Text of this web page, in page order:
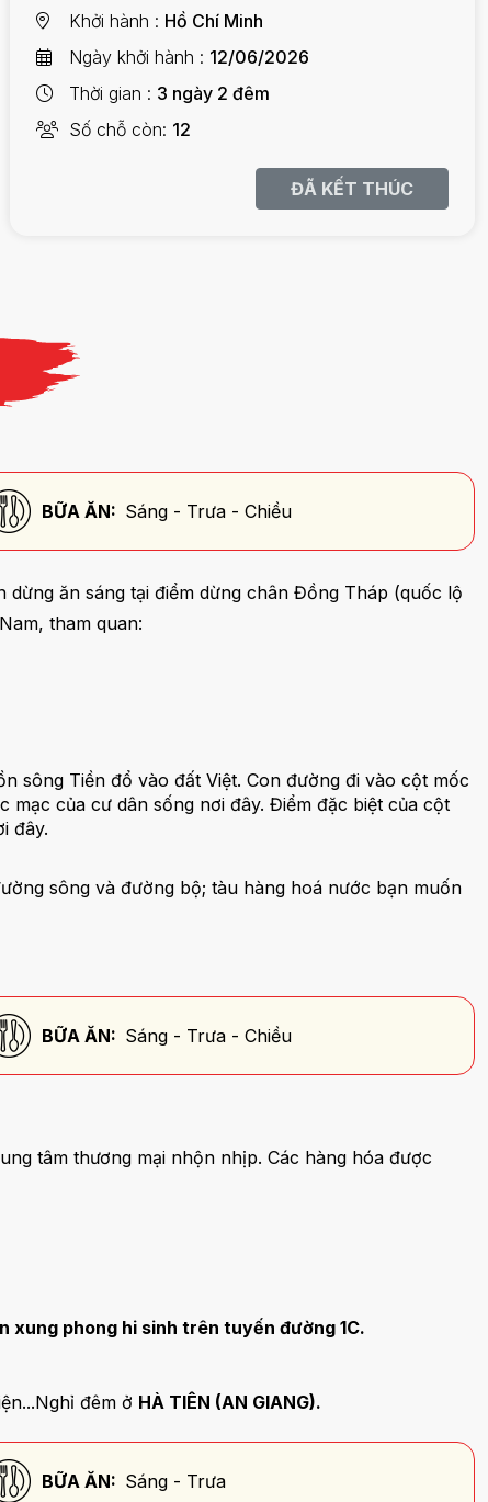
Khởi hành
Hồ Chí Minh
Ngày khởi hành
12/06/2026
Thời gian
3 ngày 2 đêm
Số chỗ còn 12
ĐÃ KẾT THÚC
BỮA ĂN: Sáng - Trưa - Chiều
dừng ăn sáng tại điểm dừng chân Đồng Tháp (quốc lộ
tham quan:
sông Tiền đổ vào đất Việt. Con đường đi vào cột mốc
của cư dân sống nơi đây. Điểm đặc biệt của cột
đây.
sông và đường bộ; tàu hàng hoá nước bạn muốn
BỮA ĂN: Sáng - Trưa - Chiều
tâm thương mại nhộn nhịp. Các hàng hóa được
phong hi sinh trên tuyến đường 1C.
đêm ở HÀ TIÊN (AN GIANG).
BỮA ĂN: Sáng - Trưa